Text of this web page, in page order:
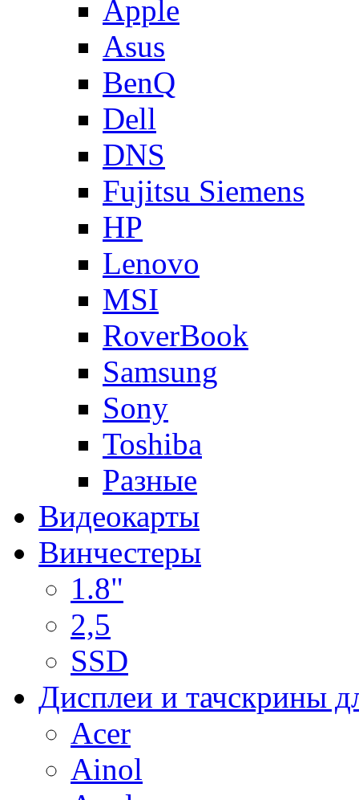
Apple
Asus
BenQ
Dell
DNS
Fujitsu Siemens
HP
Lenovo
MSI
RoverBook
Samsung
Sony
Toshiba
Разные
Видеокарты
Винчестеры
1.8"
2,5
SSD
Дисплеи и тачскрины
Acer
Ainol